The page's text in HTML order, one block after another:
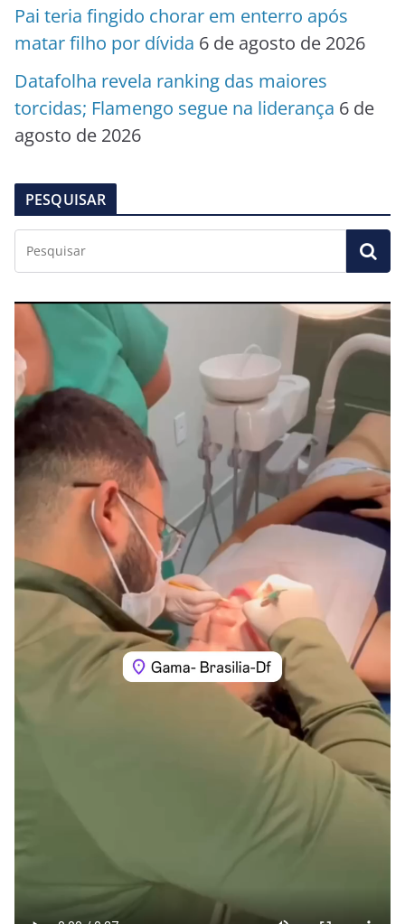
Pai teria fingido chorar em enterro após
matar filho por dívida 6 de agosto de 2026
Datafolha revela ranking das maiores
torcidas; Flamengo segue na liderança 6 de
agosto de 2026
PESQUISAR